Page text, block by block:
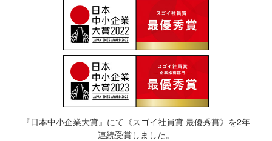
『日本中小企業大賞』にて《スゴイ社員賞 最優秀賞》を2年
連続受賞しました。